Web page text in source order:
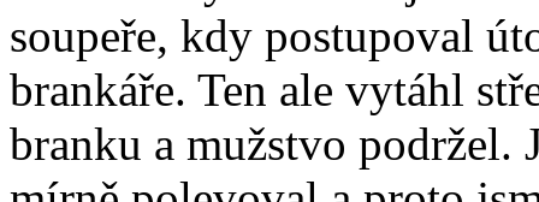
soupeře, kdy postupoval
brankáře. Ten ale vytáhl
branku a mužstvo podržel.